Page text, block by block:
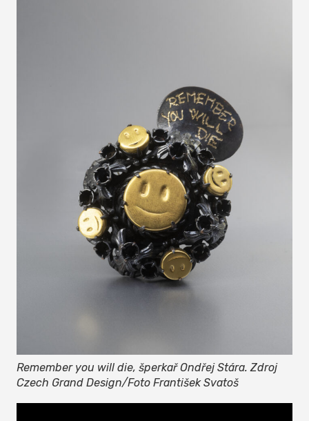
Remember you will die, šperkař Ondřej Stára. Zdroj
Czech Grand Design/Foto František Svatoš